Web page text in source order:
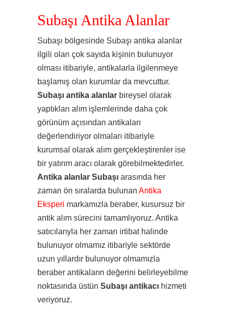
Subaşı Antika Alanlar
Subaşı bölgesinde Subaşı antika alanlar
ilgili olan çok sayıda kişinin bulunuyor
olması itibariyle, antikalarla ilgilenmeye
başlamış olan kurumlar da mevcuttur.
Subaşı antika alanlar bireysel olarak
yaptıkları alım işlemlerinde daha çok
görünüm açısından antikaları
değerlendiriyor olmaları itibariyle
kurumsal olarak alım gerçekleştirenler ise
bir yatırım aracı olarak görebilmektedirler.
Antika alanlar Subaşı arasında her
zaman ön sıralarda bulunan Antika
Eksperi markamızla beraber, kusursuz bir
antik alım sürecini tamamlıyoruz. Antika
satıcılarıyla her zaman irtibat halinde
bulunuyor olmamız itibariyle sektörde
uzun yıllardır bulunuyor olmamızla
beraber antikaların değerini belirleyebilme
noktasında üstün Subaşı antikacı hizmeti
veriyoruz.